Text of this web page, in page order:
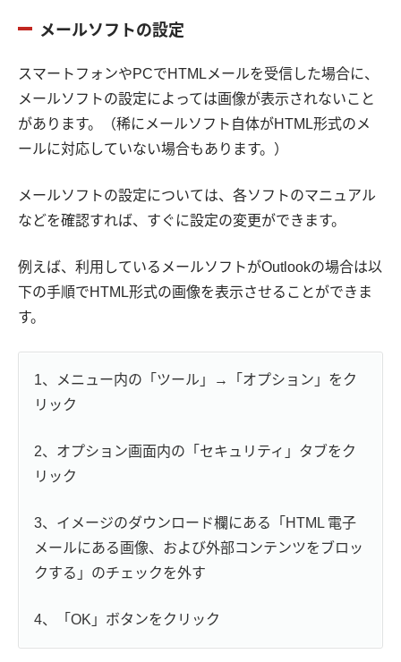
メールソフトの設定
スマートフォンやPCでHTMLメールを受信した場合に、
メールソフトの設定によっては画像が表示されないこと
があります。（稀にメールソフト自体がHTML形式のメ
ールに対応していない場合もあります。）
メールソフトの設定については、各ソフトのマニュアル
などを確認すれば、すぐに設定の変更ができます。
例えば、利用しているメールソフトがOutlookの場合は以
下の手順でHTML形式の画像を表示させることができま
す。
1、メニュー内の「ツール」→「オプション」をク
リック
2、オプション画面内の「セキュリティ」タブをク
リック
3、イメージのダウンロード欄にある「HTML 電子
メールにある画像、および外部コンテンツをブロッ
クする」のチェックを外す
4、「OK」ボタンをクリック